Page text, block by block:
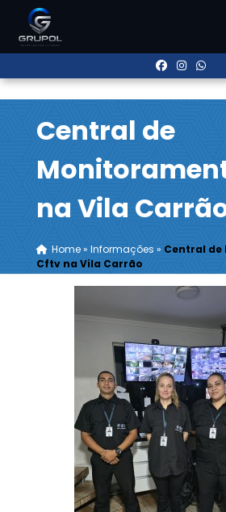
Central de
na Vila
Home» Informações » Central
Cftv na Vila Carrão